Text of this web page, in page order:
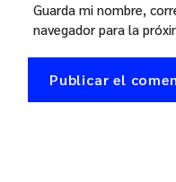
Guarda mi nombre,
navegador para la